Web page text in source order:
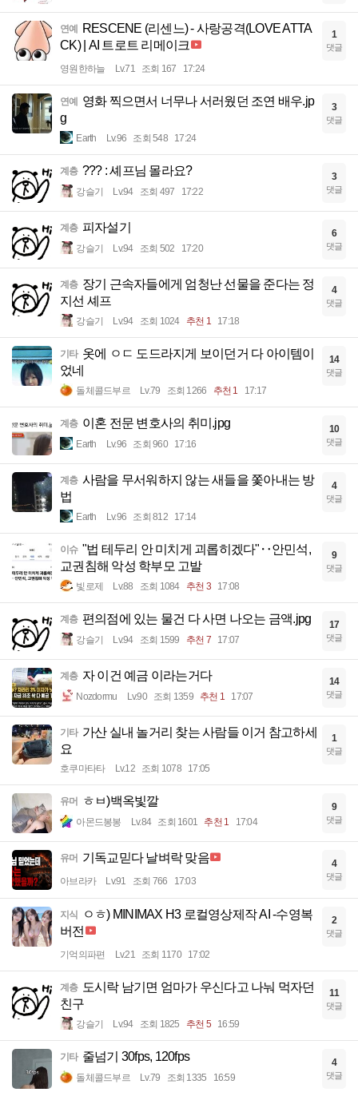
연예 RESCENE (리센느) - 사랑공격(LOVE ATTA
CK) | AI 트로트 리메이크
영원한하늘 Lv.71 조회 167 17:24
1
댓글
연예 영화 찍으면서 너무나 서러웠던 조연 배우.jp
g
Earth Lv.96 조회 548 17:24
3
댓글
계층 ??? : 셰프님 몰라요?
강슬기 Lv.94 조회 497 17:22
3
댓글
계층 피자설기
강슬기 Lv.94 조회 502 17:20
6
댓글
계층 장기 근속자들에게 엄청난 선물을 준다는 정
지선 셰프
강슬기 Lv.94 조회 1024 추천 1 17:18
4
댓글
기타 옷에 ㅇㄷ 도드라지게 보이던거 다 아이템이
었네
돌체콜드부르 Lv.79 조회 1266 추천 1 17:17
14
댓글
계층 이혼 전문 변호사의 취미.jpg
Earth Lv.96 조회 960 17:16
10
댓글
계층 사람을 무서워하지 않는 새들을 쫓아내는 방
법
Earth Lv.96 조회 812 17:14
4
댓글
이슈 "법 테두리 안 미치게 괴롭히겠다"‥안민석,
교권침해 악성 학부모 고발
빛로제 Lv.88 조회 1084 추천 3 17:08
9
댓글
계층 편의점에 있는 물건 다 사면 나오는 금액.jpg
강슬기 Lv.94 조회 1599 추천 7 17:07
17
댓글
계층 자 이건 예금 이라는거다
Nozdormu Lv.90 조회 1359 추천 1 17:07
14
댓글
기타 가산 실내 놀거리 찾는 사람들 이거 참고하세
요
호쿠마타타 Lv.12 조회 1078 17:05
1
댓글
유머 ㅎㅂ)백옥빛깔
아몬드봉봉 Lv.84 조회 1601 추천 1 17:04
9
댓글
유머 기독교믿다 날벼락 맞음
아브라카 Lv.91 조회 766 17:03
4
댓글
지식
ㅇㅎ) MINIMAX H3 로컬영상제작 AI -수영복
버전
기억의파편 Lv.21 조회 1170 17:02
2
댓글
계층 도시락 남기면 엄마가 우신다고 나눠 먹자던
친구
강슬기 Lv.94 조회 1825 추천 5 16:59
11
댓글
기타 줄넘기 30fps, 120fps
돌체콜드부르 Lv.79 조회 1335 16:59
4
댓글